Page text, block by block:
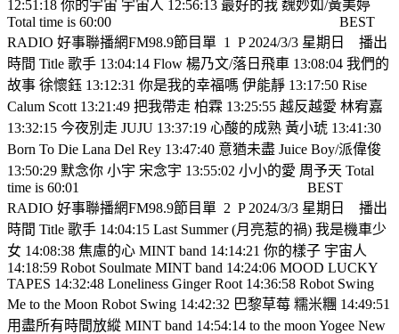
12:51:18 你的宇宙 宇宙人 12:56:13 最好的我 魏妙如/黃美婷
Total time is 60:00
BEST
RADIO 好事聯播網FM98.9節目單 1 P 2024/3/3 星期日
播出
時間 Title 歌手 13:04:14 Flow 楊乃文/落日飛車 13:08:04 我們的
故事 徐懷鈺 13:12:31 你是我的幸福嗎 伊能靜 13:17:50 Rise
Calum Scott 13:21:49 把我帶走 柏霖 13:25:55 越反越愛 林宥嘉
13:32:15 今夜別走 JUJU 13:37:19 心酸的成熟 黃小琥 13:41:30
Born To Die Lana Del Rey 13:47:40 意猶未盡 Juice Boy/派偉俊
13:50:29 默念你 小宇 宋念宇 13:55:02 小小的愛 周予天 Total
time is 60:01
BEST
RADIO 好事聯播網FM98.9節目單 2 P 2024/3/3 星期日
播出
時間 Title 歌手 14:04:15 Last Summer (月亮惹的禍) 我是機車少
女 14:08:38 焦慮的心 MINT band 14:14:21 你的樣子 宇宙人
14:18:59 Robot Soulmate MINT band 14:24:06 MOOD LUCKY
TAPES 14:32:48 Loneliness Ginger Root 14:36:58 Robot Swing
Me to the Moon Robot Swing 14:42:32 巴黎草莓 糯米糰 14:49:51
用盡所有時間放縱 MINT band 14:54:14 to the moon Yogee New